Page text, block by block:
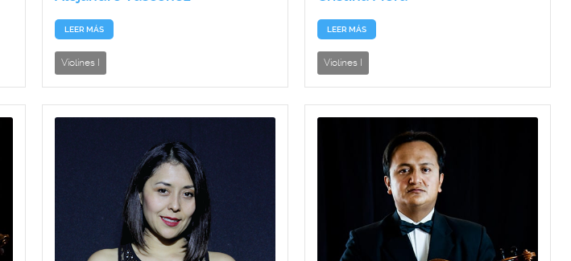
LEER MÁS
Violines I
LEER MÁS
Violines I